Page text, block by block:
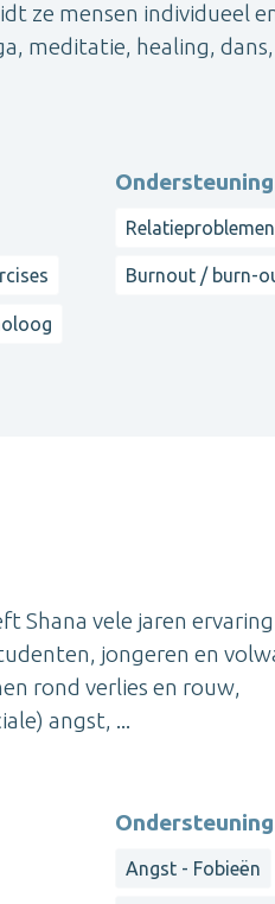
ze mensen individueel
meditatie, healing,
Relatieproblemen
Burnout / burn-
Shana vele jaren
jongeren en
rond verlies en rouw,
angst, ...
Angst - Fobieën